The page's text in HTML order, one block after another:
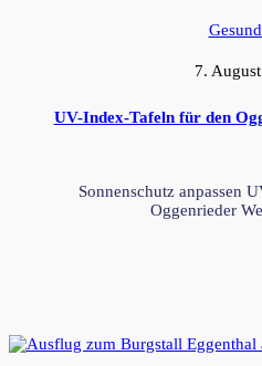
7.
UV-Index-Tafeln für den
Sonnenschutz anpassen
Oggenrieder